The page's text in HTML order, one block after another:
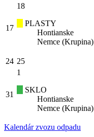
17
18
PLASTY
Hontianske
Nemce (Krupina)
24 25
31
1
SKLO
Hontianske
Nemce (Krupina)
Kalendár zvozu odpadu